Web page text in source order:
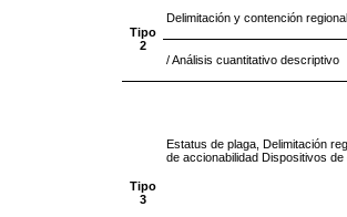
Tipo
2
Delimitación y contención regional
/ Análisis cuantitativo descriptivo
Tipo
3
Estatus de plaga, Delimitación
de accionabilidad Dispositivos